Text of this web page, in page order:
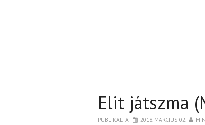
Elit játszma
PUBLIKÁLTA 2018. MÁRCIUS 02.